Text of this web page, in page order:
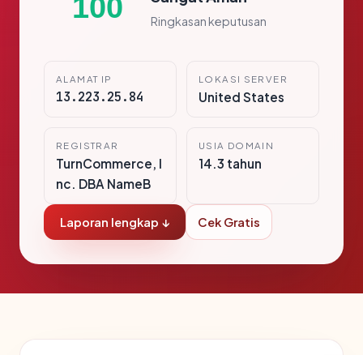
100 Ringkasan keputusan
ALAMAT IP
13.223.25.84
LOKASI SERVER
United States
REGISTRAR
TurnCommerce, I
nc. DBA NameB
USIA DOMAIN
14.3 tahun
Laporan lengkap ↓ Cek Gratis